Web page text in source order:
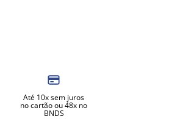
Até 10x sem juros
no cartão ou 48x no
BNDS